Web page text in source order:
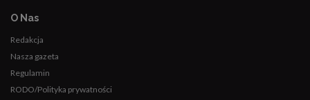
O Nas
Redakcja
Nasza gazeta
Regulamin
RODO/Polityka prywatności